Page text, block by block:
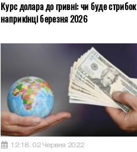
Курс долара до гривні: чи буде стрибок
наприкінці березня 2026
12:18, 02 Червня 2022